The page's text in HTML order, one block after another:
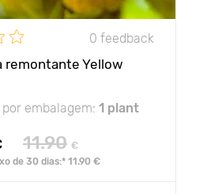
0 feedback
remontante Yellow
embalagem: 1 plant
11.90 €
de 30 dias:* 11.90 €